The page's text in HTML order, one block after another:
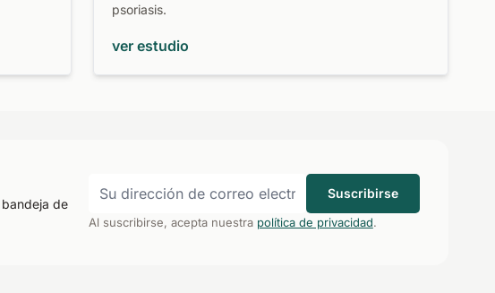
psoriasis.
ver estudio
de
Suscribirse
Al suscribirse, acepta nuestra política de privacidad.